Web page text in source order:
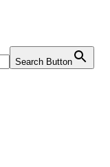
Search Button